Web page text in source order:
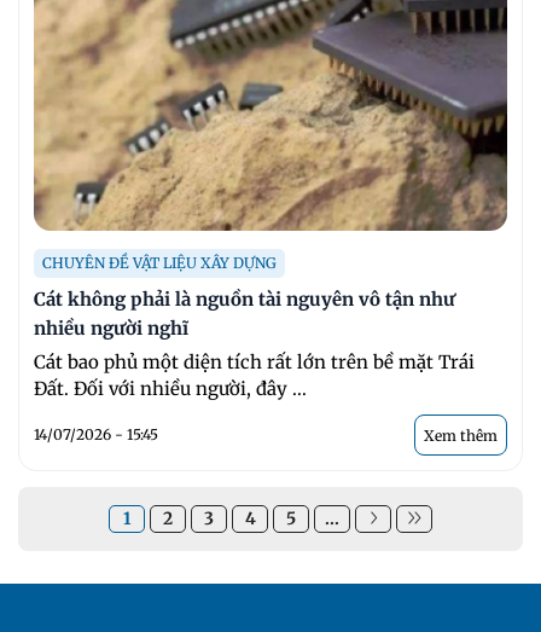
CHUYÊN ĐỀ VẬT LIỆU XÂY DỰNG
Cát không phải là nguồn tài nguyên vô tận như
nhiều người nghĩ
Cát bao phủ một diện tích rất lớn trên bề mặt Trái
Đất. Đối với nhiều người, đây ...
14/07/2026 - 15:45 Xem thêm
1 2 3 4 5 ...